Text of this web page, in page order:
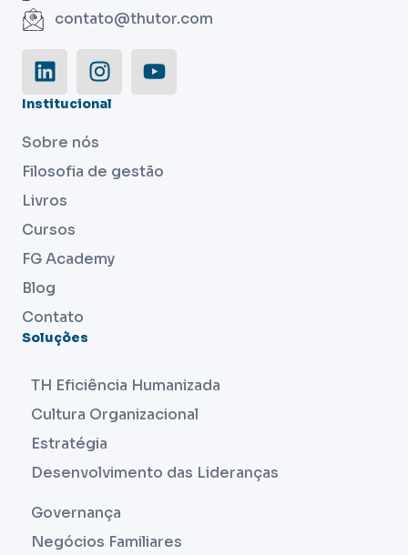
contato@thutor.com
Institucional
Sobre nós
Filosofia de gestão
Livros
Cursos
FG Academy
Blog
Contato
Soluções
TH Eficiência Humanizada
Cultura Organizacional
Estratégia
Desenvolvimento das Lideranças
Governança
Negócios Familiares